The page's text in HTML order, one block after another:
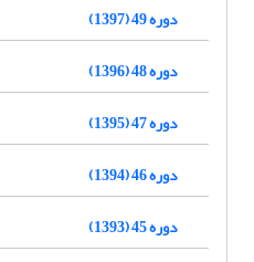
دوره 49 (1397)
دوره 48 (1396)
دوره 47 (1395)
دوره 46 (1394)
دوره 45 (1393)